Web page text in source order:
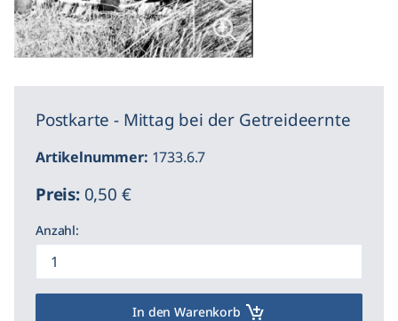
Postkarte - Mittag bei der Getreideernte
Artikelnummer: 1733.6.7
Preis:0,50 €
Anzahl:
In den Warenkorb